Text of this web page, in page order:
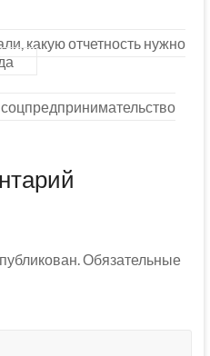
какую отчетность нужно
Обязательные